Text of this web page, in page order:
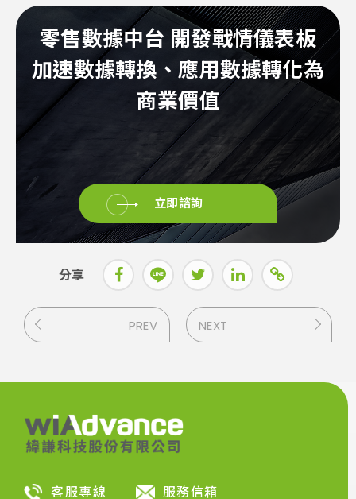
零售數據中台 開發戰情儀表板
加速數據轉換、應用數據轉化為
商業價值
立即諮詢
分享
PREV NEXT
客服專線 服務信箱